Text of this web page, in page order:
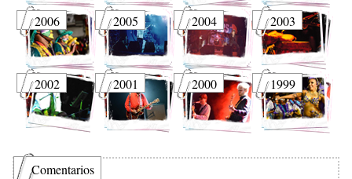
2006 2005 2004 2003
2002 2001 2000 1999
Comentarios